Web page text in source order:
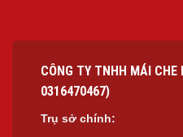
CÔNG TY TNHH MÁI
0316470467)
Trụ sở chính: